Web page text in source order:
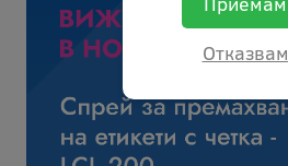
Отказвам